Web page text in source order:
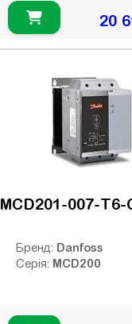
20
MCD201-007-T6-
Бренд: Danfoss
Серія: MCD200